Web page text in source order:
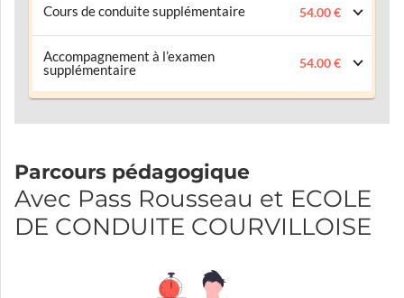
Cours de conduite supplémentaire 54.00 €
Accompagnement à l’examen
supplémentaire
54.00 €
Parcours pédagogique
Avec Pass Rousseau et ECOLE
DE CONDUITE COURVILLOISE